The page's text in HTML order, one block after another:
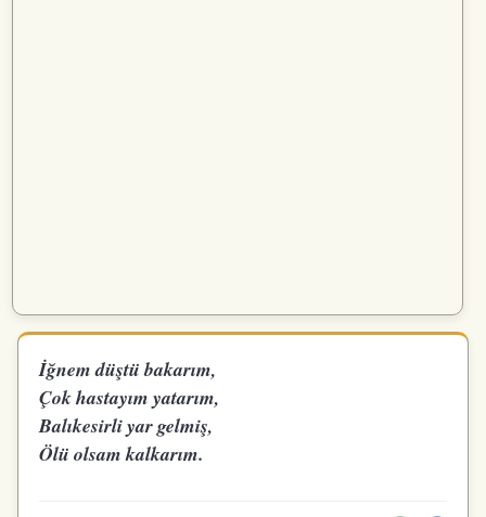
İğnem düştü bakarım,
Çok hastayım yatarım,
Balıkesirli yar gelmiş,
Ölü olsam kalkarım.